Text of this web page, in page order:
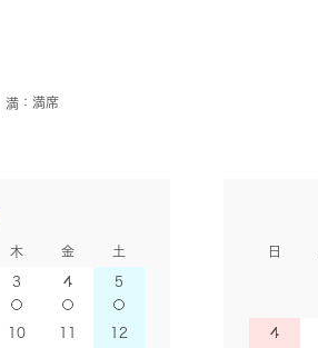
満席
木 金 土
3 4 5
10 11 12
日
4